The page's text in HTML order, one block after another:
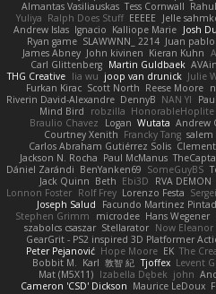
Almantas Vasiliauskas Tess Cornwall
Yuliya Ralph Does Stuff EEEEE Jelle
Andrew Islas Ignacio Kalliope Marie Josh
Ryan game SLAWWNN_ 2214 Juan
James Abney John kivinen Kieran Kuhn
Carl Glittenberg Martin Guldbaek
THG Creative lia wu joop van drunick Julie
Furkan Kirac Scott North Reese Moore
Riverin David-Alexandre DennyB NAN YI
Mind Bird
robzilla HonorableHoplite
Braulio Chavez
Logan Wutata Andrew
Courtney Xenith Francky Tang salem
Carlos Abraham Gutiérrez Solis
Jackson N. Rocha Paul McManus
Dániel Zarándi BenYanken69 SomeGuyBS
Jack Quinn Beth Ebi3D RVA DEMON
Lonnon Foster Rolf Frey Lorenzo Festa
Joseph Salud
Facundo Martinez
Stephen Grimm
microdee Hans Wegener
szabolcs csaszar Stellarator Now Eleanor
GearGrit - PS2 inspired 3D Platformer
Peter Pejanović Hope Moore EK The
Bobbit M. Karl 敦智 紀 Tjoffex Levent
Mat (M5X11) Izabella Dębek john
Cameron 'CSD' Dickson Maurice LeDoux